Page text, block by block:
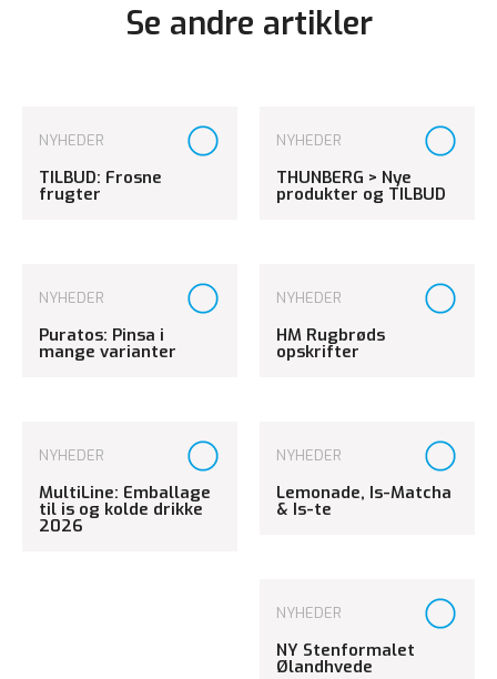
Se andre artikler
NYHEDER
TILBUD: Frosne
frugter
NYHEDER
THUNBERG > Nye
produkter og TILBUD
NYHEDER
Puratos: Pinsa i
mange varianter
NYHEDER
HM Rugbrøds
opskrifter
NYHEDER
MultiLine: Emballage
til is og kolde drikke
2026
NYHEDER
Lemonade, Is-Matcha
& Is-te
NYHEDER
NY Stenformalet
Ølandhvede